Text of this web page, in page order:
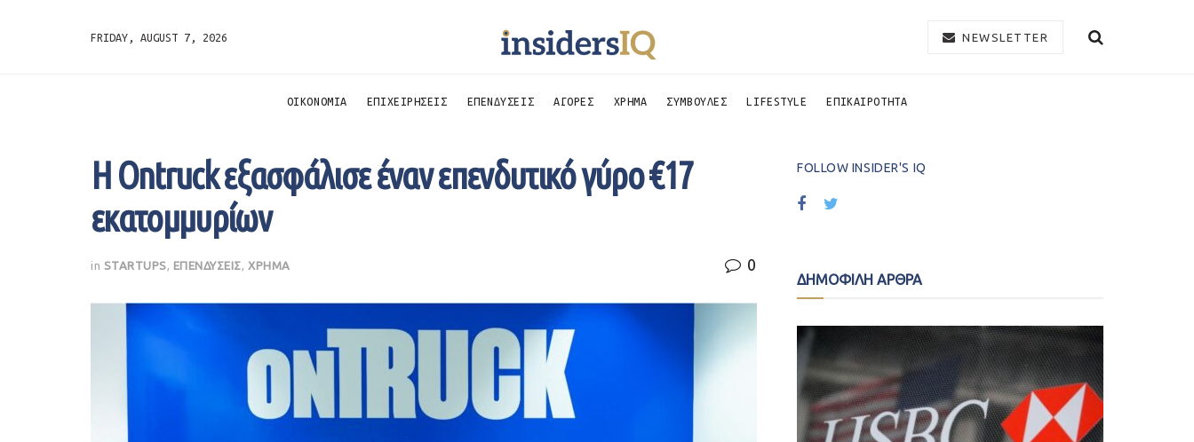
FRIDAY, AUGUST 7, 2026 NEWSLETTER
ΟΙΚΟΝΟΜΙΑ ΕΠΙΧΕΙΡΗΣΕΙΣ ΕΠΕΝΔΥΣΕΙΣ ΑΓΟΡΕΣ ΧΡΗΜΑ ΣΥΜΒΟΥΛΕΣ LIFESTYLE ΕΠΙΚΑΙΡΟΤΗΤΑ
Η Ontruck εξασφάλισε έναν επενδυτικό γύρο €17
εκατομμυρίων
in STARTUPS ΕΠΕΝΔΥΣΕΙΣ ,ΧΡΗΜΑ 0
FOLLOW INSIDER'S IQ
ΔΗΜΟΦΙΛΗ ΑΡΘΡΑ